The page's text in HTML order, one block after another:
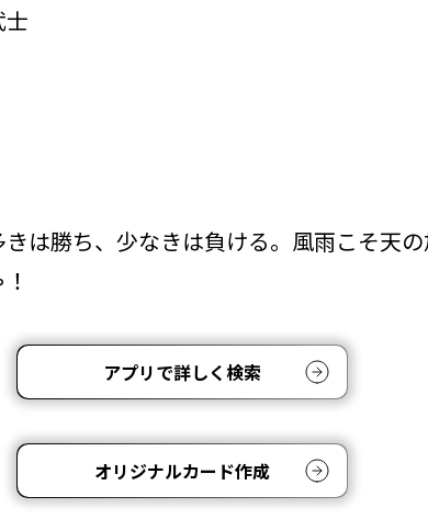
は勝ち、少なきは負ける。風雨こそ天
アプリで詳しく検索
オリジナルカード作成